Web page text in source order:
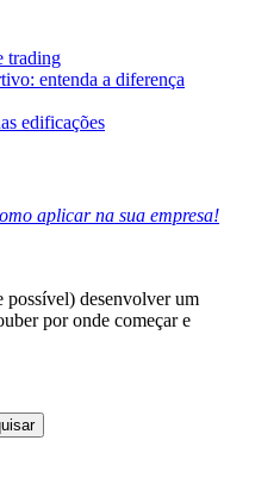
entenda a diferença
edificações
aplicar na sua empresa!
desenvolver um
por onde começar e